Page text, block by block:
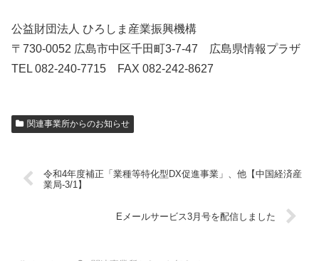
公益財団法人 ひろしま産業振興機構
〒730-0052 広島市中区千田町3-7-47 広島県情報プラザ
TEL 082-240-7715 FAX 082-242-8627
関連事業所からのお知らせ
令和4年度補正「業種等特化型DX促進事業」、他【中国経済産
業局-3/1】
Eメールサービス3月号を配信しました